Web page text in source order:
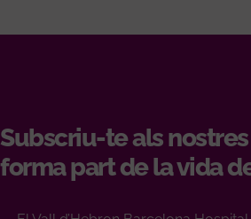
Subscriu-te als
forma part de la vida